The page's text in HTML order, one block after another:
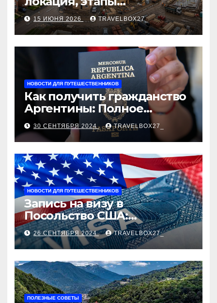
строительства, проверка
застройщика, сценарии
оформления сделки и
рыночные ориентиры
15 ИЮНЯ 2026 TRAVELBOX27_
НОВОСТИ ДЛЯ ПУТЕШЕСТВЕННИКОВ
Как получить гражданство
Аргентины: Полное
руководство
30 СЕНТЯБРЯ 2024 TRAVELBOX27_
НОВОСТИ ДЛЯ ПУТЕШЕСТВЕННИКОВ
Запись на визу в
Посольство США:
Пошаговое руководство
26 СЕНТЯБРЯ 2024 TRAVELBOX27_
ПОЛЕЗНЫЕ СОВЕТЫ